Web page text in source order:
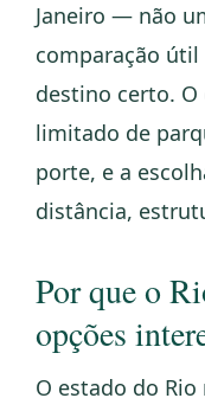
Janeiro — não
comparação
destino certo.
limitado de
porte, e a
distância,
Por que o
opções
O estado do